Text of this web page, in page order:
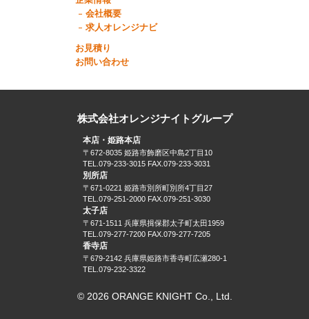
会社概要
求人オレンジナビ
お見積り
お問い合わせ
株式会社オレンジナイトグループ
本店・姫路本店
〒672-8035 姫路市飾磨区中島2丁目10
TEL.079-233-3015 FAX.079-233-3031
別所店
〒671-0221 姫路市別所町別所4丁目27
TEL.079-251-2000 FAX.079-251-3030
太子店
〒671-1511 兵庫県揖保郡太子町太田1959
TEL.079-277-7200 FAX.079-277-7205
香寺店
〒679-2142 兵庫県姫路市香寺町広瀬280-1
TEL.079-232-3322
© 2026 ORANGE KNIGHT Co., Ltd.